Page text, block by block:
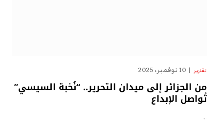
تقارير 10 نوفمبر، 2025
من الجزائر إلى ميدان التحرير.. “نُخبة السيسي”
تُواصل الإبداع
…